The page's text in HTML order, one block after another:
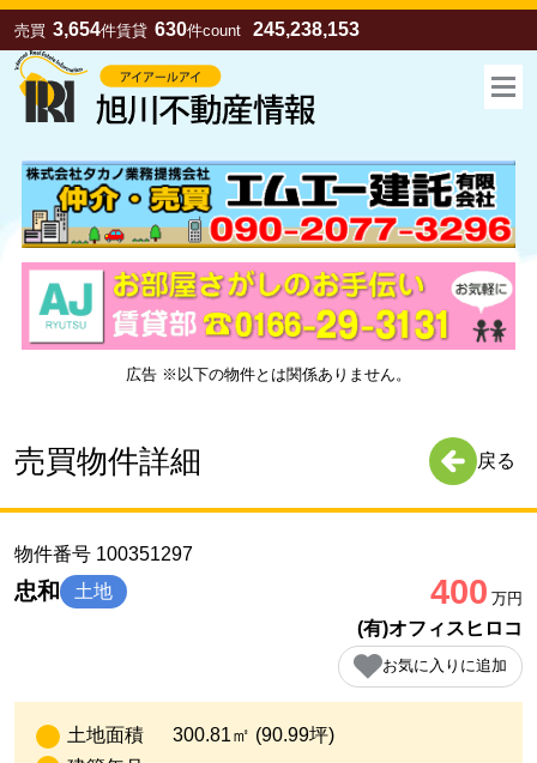
売買 3,654件賃貸 630件count 245,238,153
広告 ※以下の物件とは関係ありません。
売買物件詳細 戻る
物件番号 100351297
忠和 土地 400 万円
(有)オフィスヒロコ
お気に入りに追加
土地面積
300.81㎡ (90.99坪)